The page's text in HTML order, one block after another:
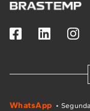
WhatsApp •